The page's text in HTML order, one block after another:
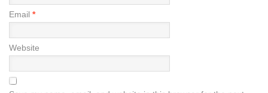
Email *
Website